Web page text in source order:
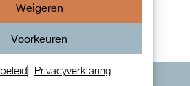
Weigeren
Voorkeuren
Privacyverklaring